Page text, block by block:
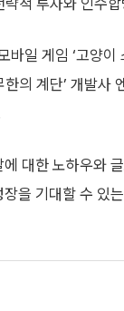
적 투자와 인수
일 게임 ‘고양이
의 계단’ 개발사
대한 노하우와
을 기대할 수 있